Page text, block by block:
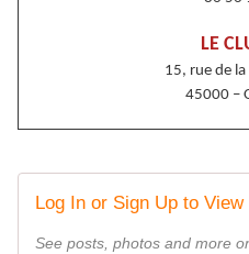
LE
15, rue de
45000 –
Log In or Sign Up to View
See posts, photos and more